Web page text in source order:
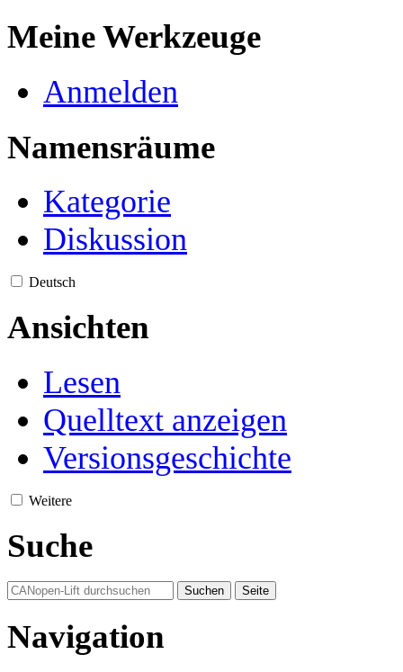
Meine Werkzeuge
Anmelden
Namensräume
Kategorie
Diskussion
Deutsch
Ansichten
Lesen
Quelltext anzeigen
Versionsgeschichte
Weitere
Suche
Navigation